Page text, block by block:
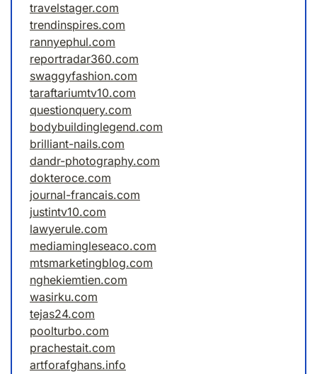
travelstager.com
trendinspires.com
rannyephul.com
reportradar360.com
swaggyfashion.com
taraftariumtv10.com
questionquery.com
bodybuildinglegend.com
brilliant-nails.com
dandr-photography.com
dokteroce.com
journal-francais.com
justintv10.com
lawyerule.com
mediamingleseaco.com
mtsmarketingblog.com
nghekiemtien.com
wasirku.com
tejas24.com
poolturbo.com
prachestait.com
artforafghans.info